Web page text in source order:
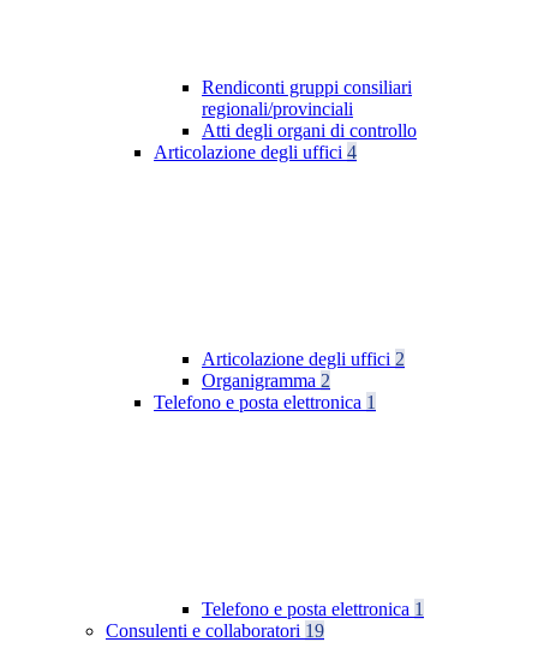
Rendiconti gruppi consiliari
regionali/provinciali
Atti degli organi di controllo
Articolazione degli uffici 4
Articolazione degli uffici 2
Organigramma 2
Telefono e posta elettronica 1
Telefono e posta elettronica 1
Consulenti e collaboratori 19